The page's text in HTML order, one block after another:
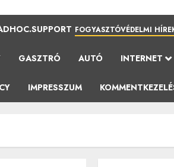
FOGYASZTÓVÉDELMI
GASZTRÓ AUTÓ INTERNET
IMPRESSZUM